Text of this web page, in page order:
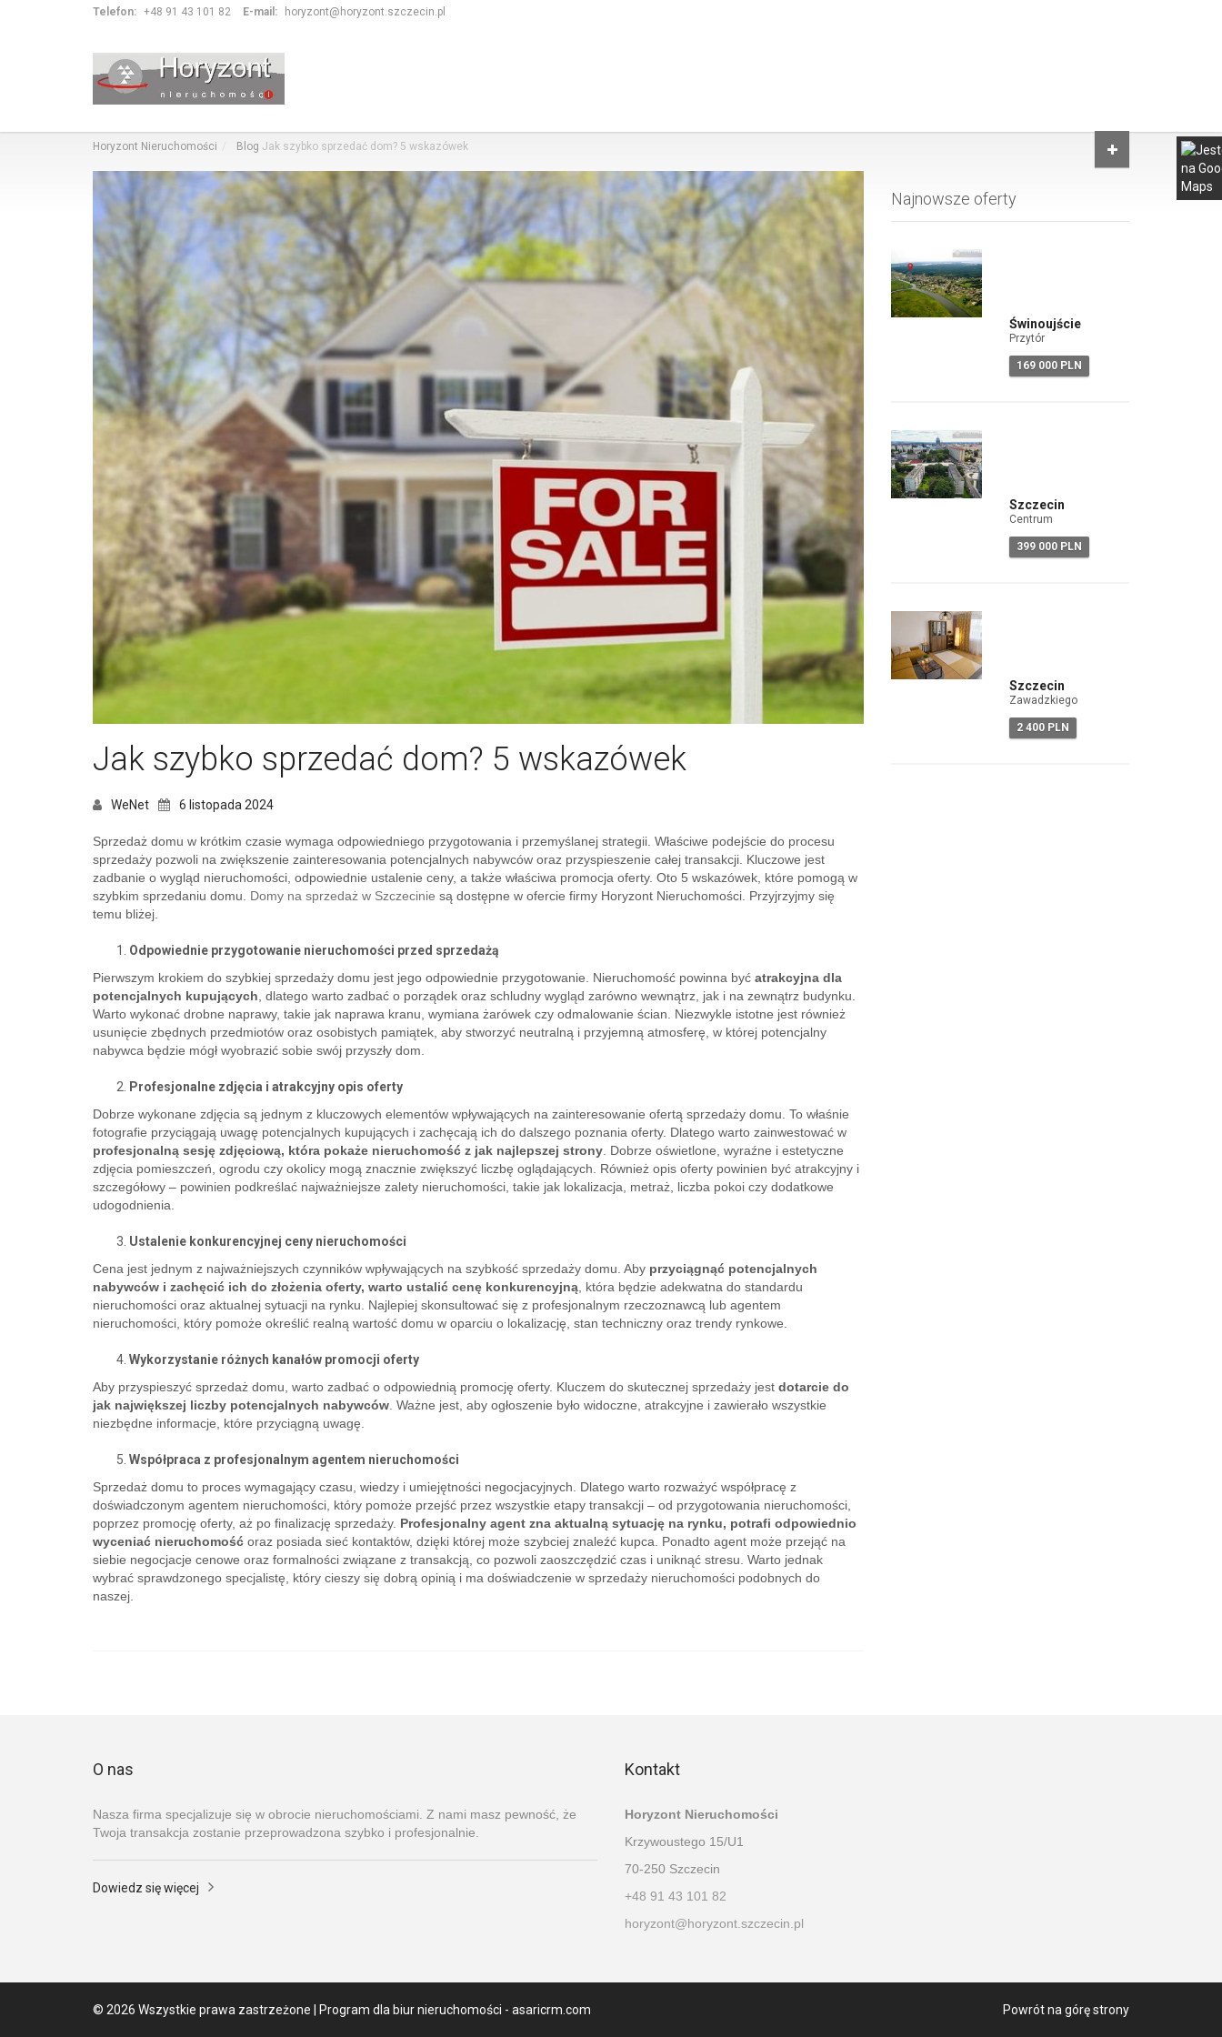
Telefon: +48 91 43 101 82 E-mail: horyzont@horyzont.szczecin.pl
Horyzont Nieruchomości Blog Jak szybko sprzedać dom? 5 wskazówek
Jak szybko sprzedać dom? 5 wskazówek
WeNet 6 listopada 2024
Sprzedaż domu w krótkim czasie wymaga odpowiedniego przygotowania i przemyślanej strategii. Właściwe podejście do procesu
sprzedaży pozwoli na zwiększenie zainteresowania potencjalnych nabywców oraz przyspieszenie całej transakcji. Kluczowe jest
zadbanie o wygląd nieruchomości, odpowiednie ustalenie ceny, a także właściwa promocja oferty. Oto 5 wskazówek, które pomogą w
szybkim sprzedaniu domu. Domy na sprzedaż w Szczecinie są dostępne w ofercie firmy Horyzont Nieruchomości. Przyjrzyjmy się
temu bliżej.
Odpowiednie przygotowanie nieruchomości przed sprzedażą
Pierwszym krokiem do szybkiej sprzedaży domu jest jego odpowiednie przygotowanie. Nieruchomość powinna być atrakcyjna dla
potencjalnych kupujących, dlatego warto zadbać o porządek oraz schludny wygląd zarówno wewnątrz, jak i na zewnątrz budynku.
Warto wykonać drobne naprawy, takie jak naprawa kranu, wymiana żarówek czy odmalowanie ścian. Niezwykle istotne jest również
usunięcie zbędnych przedmiotów oraz osobistych pamiątek, aby stworzyć neutralną i przyjemną atmosferę, w której potencjalny
nabywca będzie mógł wyobrazić sobie swój przyszły dom.
Profesjonalne zdjęcia i atrakcyjny opis oferty
Dobrze wykonane zdjęcia są jednym z kluczowych elementów wpływających na zainteresowanie ofertą sprzedaży domu. To właśnie
fotografie przyciągają uwagę potencjalnych kupujących i zachęcają ich do dalszego poznania oferty. Dlatego warto zainwestować w
profesjonalną sesję zdjęciową, która pokaże nieruchomość z jak najlepszej strony. Dobrze oświetlone, wyraźne i estetyczne
zdjęcia pomieszczeń, ogrodu czy okolicy mogą znacznie zwiększyć liczbę oglądających. Również opis oferty powinien być atrakcyjny i
szczegółowy – powinien podkreślać najważniejsze zalety nieruchomości, takie jak lokalizacja, metraż, liczba pokoi czy dodatkowe
udogodnienia.
Ustalenie konkurencyjnej ceny nieruchomości
Cena jest jednym z najważniejszych czynników wpływających na szybkość sprzedaży domu. Aby przyciągnąć potencjalnych
nabywców i zachęcić ich do złożenia oferty, warto ustalić cenę konkurencyjną, która będzie adekwatna do standardu
nieruchomości oraz aktualnej sytuacji na rynku. Najlepiej skonsultować się z profesjonalnym rzeczoznawcą lub agentem
nieruchomości, który pomoże określić realną wartość domu w oparciu o lokalizację, stan techniczny oraz trendy rynkowe.
Wykorzystanie różnych kanałów promocji oferty
Aby przyspieszyć sprzedaż domu, warto zadbać o odpowiednią promocję oferty. Kluczem do skutecznej sprzedaży jest dotarcie do
jak największej liczby potencjalnych nabywców. Ważne jest, aby ogłoszenie było widoczne, atrakcyjne i zawierało wszystkie
niezbędne informacje, które przyciągną uwagę.
Współpraca z profesjonalnym agentem nieruchomości
Sprzedaż domu to proces wymagający czasu, wiedzy i umiejętności negocjacyjnych. Dlatego warto rozważyć współpracę z
doświadczonym agentem nieruchomości, który pomoże przejść przez wszystkie etapy transakcji – od przygotowania nieruchomości,
poprzez promocję oferty, aż po finalizację sprzedaży. Profesjonalny agent zna aktualną sytuację na rynku, potrafi odpowiednio
wyceniać nieruchomość oraz posiada sieć kontaktów, dzięki której może szybciej znaleźć kupca. Ponadto agent może przejąć na
siebie negocjacje cenowe oraz formalności związane z transakcją, co pozwoli zaoszczędzić czas i uniknąć stresu. Warto jednak
wybrać sprawdzonego specjalistę, który cieszy się dobrą opinią i ma doświadczenie w sprzedaży nieruchomości podobnych do
naszej.
Najnowsze oferty
Świnoujście
Przytór
169 000 PLN
Szczecin
Centrum
399 000 PLN
Szczecin
Zawadzkiego
2 400 PLN
O nas
Nasza firma specjalizuje się w obrocie nieruchomościami. Z nami masz pewność, że
Twoja transakcja zostanie przeprowadzona szybko i profesjonalnie.
Dowiedz się więcej
Kontakt
Horyzont Nieruchomości
Krzywoustego 15/U1
70-250 Szczecin
+48 91 43 101 82
horyzont@horyzont.szczecin.pl
© 2026 Wszystkie prawa zastrzeżone | Program dla biur nieruchomości - asaricrm.com Powrót na górę strony